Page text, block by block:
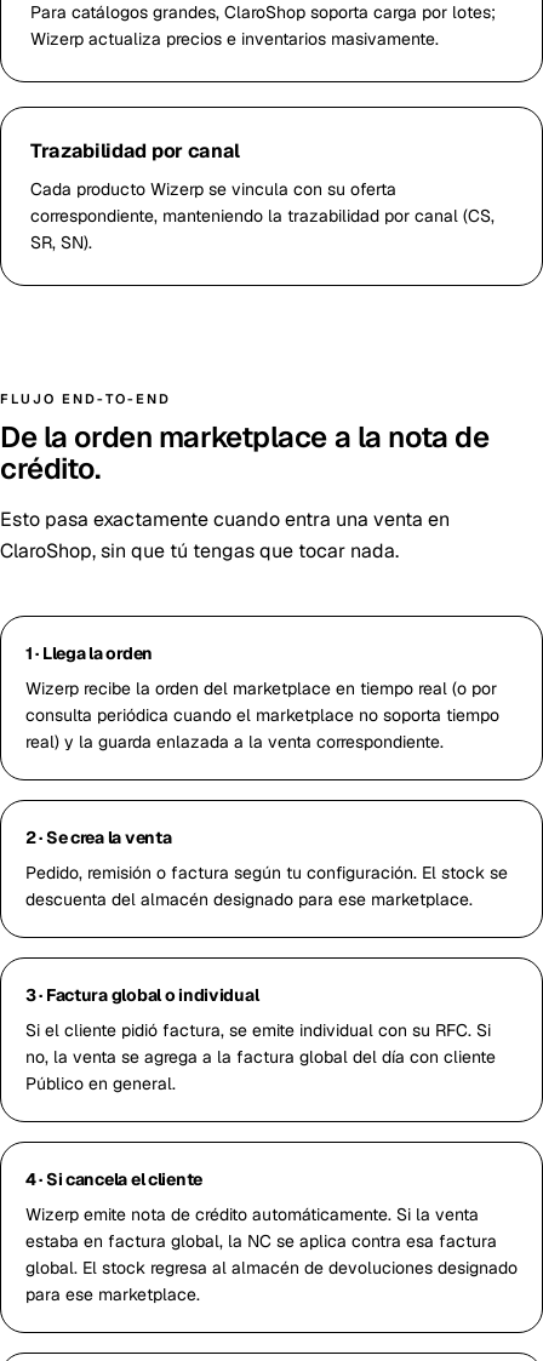
Para catálogos grandes, ClaroShop soporta carga por lotes;
Wizerp actualiza precios e inventarios masivamente.
Trazabilidad por canal
Cada producto Wizerp se vincula con su oferta
correspondiente, manteniendo la trazabilidad por canal (CS,
SR, SN).
FLUJO END-TO-END
De la orden marketplace a la nota de
crédito.
Esto pasa exactamente cuando entra una venta en
ClaroShop, sin que tú tengas que tocar nada.
1 · Llega la orden
Wizerp recibe la orden del marketplace en tiempo real (o por
consulta periódica cuando el marketplace no soporta tiempo
real) y la guarda enlazada a la venta correspondiente.
2 · Se crea la venta
Pedido, remisión o factura según tu configuración. El stock se
descuenta del almacén designado para ese marketplace.
3 · Factura global o individual
Si el cliente pidió factura, se emite individual con su RFC. Si
no, la venta se agrega a la factura global del día con cliente
Público en general.
4 · Si cancela el cliente
Wizerp emite nota de crédito automáticamente. Si la venta
estaba en factura global, la NC se aplica contra esa factura
global. El stock regresa al almacén de devoluciones designado
para ese marketplace.